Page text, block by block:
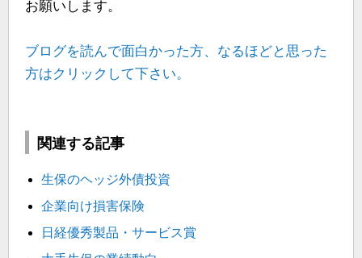
お願いします。
ブログを読んで面白かった方、なるほどと思った
方はクリックして下さい。
関連する記事
生保のヘッジ外債投資
企業向け損害保険
日経優秀製品・サービス賞